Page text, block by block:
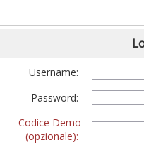
Username:
Password:
Codice Demo
(opzionale):